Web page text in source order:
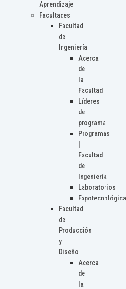
Aprendizaje
Facultades
Facultad
de
Ingeniería
Acerca
de
la
Facultad
Líderes
de
programa
Programas
Facultad
de
Ingeniería
Laboratorios
Expotecnológica
Facultad
de
Producción
y
Diseño
Acerca
de
la